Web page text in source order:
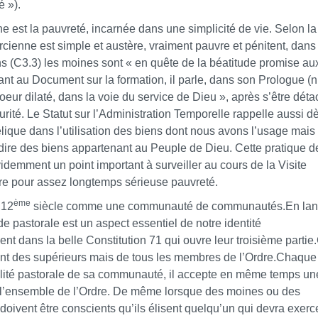
»).
est la pauvreté, incarnée dans une simplicité de vie. Selon la
est simple et austère, vraiment pauvre et pénitent,
(C3.3) les moines sont « en quête de la béatitude promise
au Document sur la formation, il parle, dans son Prologue
dilaté, dans la voie du service de Dieu », après s’être
Le Statut sur l’Administration Temporelle rappelle aussi
dans l’utilisation des biens dont nous avons l’usage mais
des biens appartenant au Peuple de Dieu. Cette pratique
un point important à surveiller au cours de la Visite
pour assez longtemps sérieuse pauvreté.
ème siècle comme une communauté de communautés.En
pastorale est un aspect essentiel de notre identité
dans la belle Constitution 71 qui ouvre leur troisième
des supérieurs mais de tous les membres de
pastorale de sa communauté, il accepte en même temps
de l’Ordre. De même lorsque des moines ou des
être conscients qu’ils élisent quelqu’un qui devra